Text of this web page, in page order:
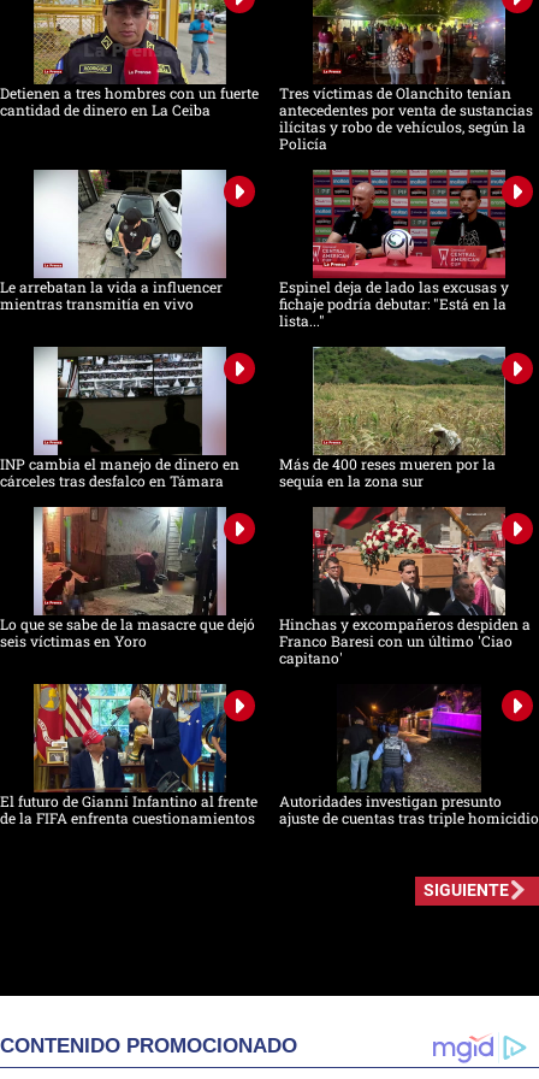
Detienen a tres hombres con un fuerte
cantidad de dinero en La Ceiba
Tres víctimas de Olanchito tenían
antecedentes por venta de sustancias
ilícitas y robo de vehículos, según la
Policía
Le arrebatan la vida a influencer
mientras transmitía en vivo
Espinel deja de lado las excusas y
fichaje podría debutar: "Está en la
lista..."
INP cambia el manejo de dinero en
cárceles tras desfalco en Támara
Más de 400 reses mueren por la
sequía en la zona sur
Lo que se sabe de la masacre que dejó
seis víctimas en Yoro
Hinchas y excompañeros despiden a
Franco Baresi con un último 'Ciao
capitano'
El futuro de Gianni Infantino al frente
de la FIFA enfrenta cuestionamientos
Autoridades investigan presunto
ajuste de cuentas tras triple homicidio
SIGUIENTE
CONTENIDO PROMOCIONADO